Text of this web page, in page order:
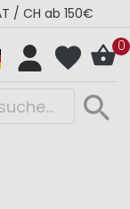
/ CH ab 150€
0